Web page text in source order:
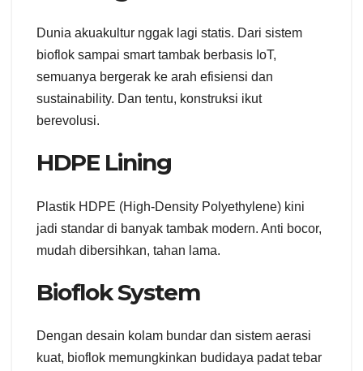
Dunia akuakultur nggak lagi statis. Dari sistem
bioflok sampai smart tambak berbasis IoT,
semuanya bergerak ke arah efisiensi dan
sustainability. Dan tentu, konstruksi ikut
berevolusi.
HDPE Lining
Plastik HDPE (High-Density Polyethylene) kini
jadi standar di banyak tambak modern. Anti bocor,
mudah dibersihkan, tahan lama.
Bioflok System
Dengan desain kolam bundar dan sistem aerasi
kuat, bioflok memungkinkan budidaya padat tebar